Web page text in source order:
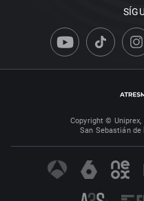
Copyright © Uniprex,
San Sebastián de